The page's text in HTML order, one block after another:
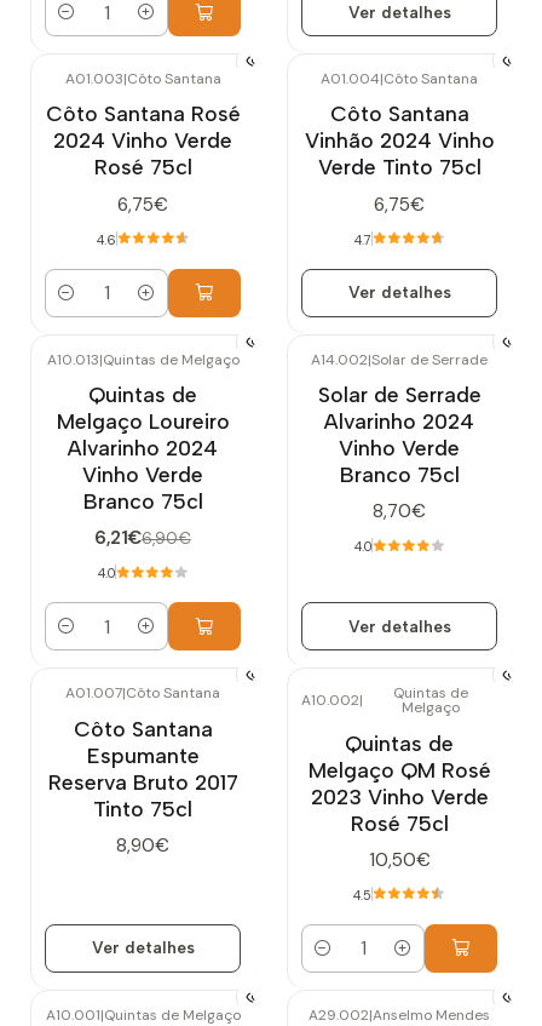
Quantidade
Ver detalhes
A01.003|Côto Santana
Côto Santana Rosé
2024 Vinho Verde
Rosé 75cl
6,75€
4.6
Quantidade
A01.004|Côto Santana
Côto Santana
Vinhão 2024 Vinho
Verde Tinto 75cl
6,75€
4.7
Ver detalhes
A10.013|Quintas de Melgaço
Quintas de
Melgaço Loureiro
Alvarinho 2024
Vinho Verde
Branco 75cl
6,21€6,90€
4.0
Quantidade
A14.002|Solar de Serrade
Solar de Serrade
Alvarinho 2024
Vinho Verde
Branco 75cl
8,70€
4.0
Ver detalhes
A01.007|Côto Santana
Côto Santana
Espumante
Reserva Bruto 2017
Tinto 75cl
8,90€
Ver detalhes
A10.002| Quintas de
Melgaço
Quintas de
Melgaço QM Rosé
2023 Vinho Verde
Rosé 75cl
10,50€
4.5
Quantidade
A10.001|Quintas de Melgaço A29.002|Anselmo Mendes